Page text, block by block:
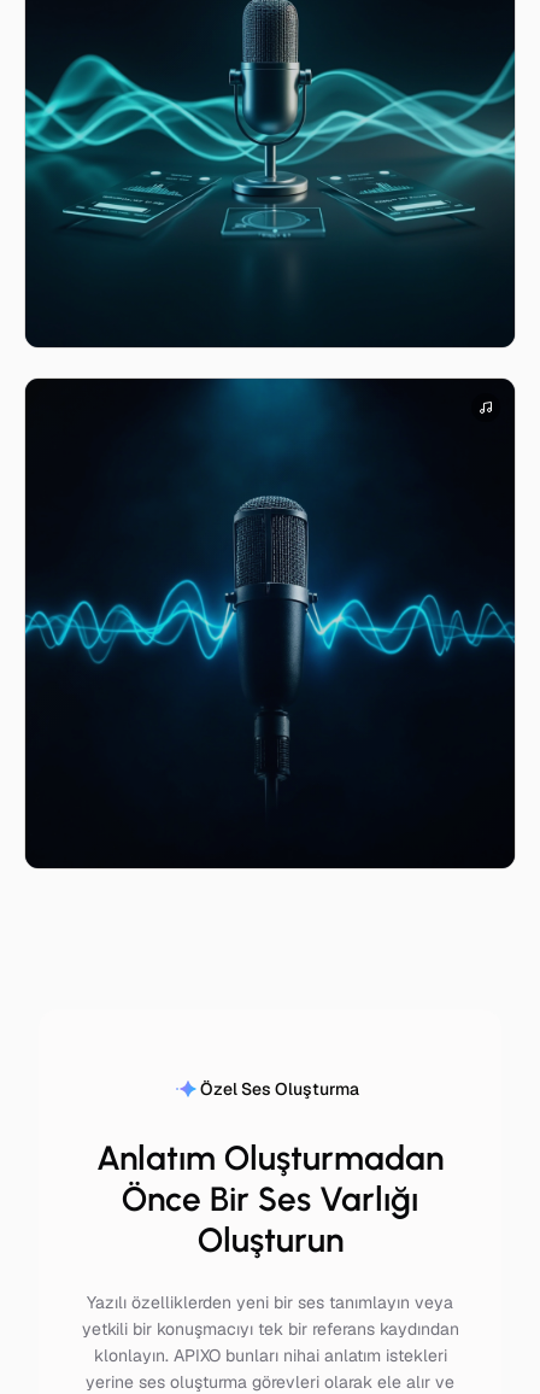
Özel Ses Oluşturma
Anlatım Oluşturmadan
Önce Bir Ses Varlığı
Oluşturun
Yazılı özelliklerden yeni bir ses tanımlayın veya
yetkili bir konuşmacıyı tek bir referans kaydından
klonlayın. APIXO bunları nihai anlatım istekleri
yerine ses oluşturma görevleri olarak ele alır ve